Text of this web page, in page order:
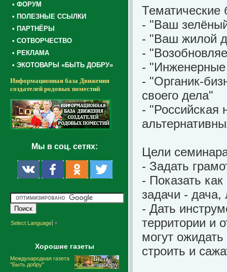
• ФОРУМ
• ПОЛЕЗНЫЕ ССЫЛКИ
• ПАРТНЁРЫ
• СОТВОРЧЕСТВО
• РЕКЛАМА
• ЭКОТОВАРЫ «БЫТЬ ДОБРУ»
Информационная база Движения
создателей родовых поместий
Мы в соц. сетях:
Select Language ▼
Хорошие газеты
Международная газета
"Быть добру"
Тематические
- "Ваш
- "Ваш жилой
-
- "Инженерные
- "Органик-
своего дела"
- "Российская
Цели
- Задать
- Показать
задачи - дача,
- Дать
территории и
могут
строить и